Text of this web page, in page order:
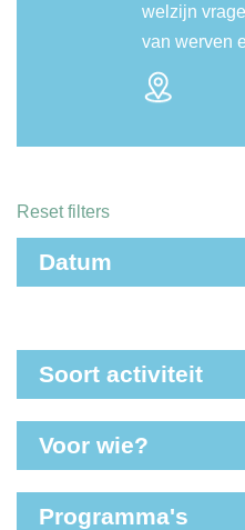
welzijn
van werven
organisaties
verder te
Reset filters
Datum
Soort activiteit
Voor wie?
Programma's